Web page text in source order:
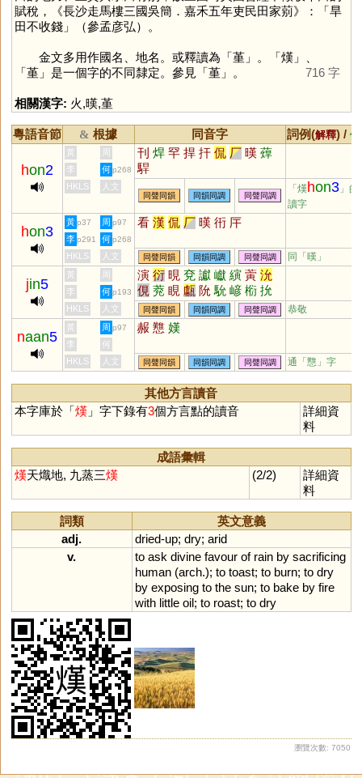
賦稅，《長沙走馬樓三國吳簡．嘉禾五年吏民田家莂》：「旱
田不收錢」（參孟彦弘）。
金文多用作國名、地名。或釋讀為「堇」。「熯」、
「堇」是一個字的不同隸定。參見「堇」。 716 字
相關漢字: 火,暵,堇
粵語音節 & 根據 同音字 詞例(解釋) /
hon2
黃 周 刊 焊 罕 捍 扞 侃 厂 暵 蔊
駻
李 何 p268
HKLS 人文
同聲同韻 同韻同調 同聲同調
「熯hon3 」的
讀字
hon3
黃 p37 周 p97 看 漢 侃 厂 暵 衎 厈
李 p291 何 p268
HKLS 人文 同聲同韻 同韻同調 同聲同調 同「暵 」
jin5
黃 周 演 衍 晛 兗 讞 巘 縯 蔩 沇
俔 萒 睍 甗 阭 馻 嵃 椼 抁
李 何 p193
HKLS 人文 同聲同韻 同韻同調 同聲同調 恭敬
naan5
黃 周 p97 赧 戁 嫨
李
何
HKLS
人文 同聲同韻 同韻同調 同聲同調 通「戁」字
其他方言讀音
本字庫於「熯」字下錄有3個方言點的讀音
詳細資
料
成語彙輯
熯天熾地, 九蒸三熯 (2/2)
詳細資
料
詞類
英文意義
adj.
dried-up; dry; arid
v.
to ask divine favour of rain by sacrificing
human(arch.); to toast; to burn; to dry
by exposing to the sun; to bake by fire
with little oil; to roast; to dry
瀏覽次數: 7050